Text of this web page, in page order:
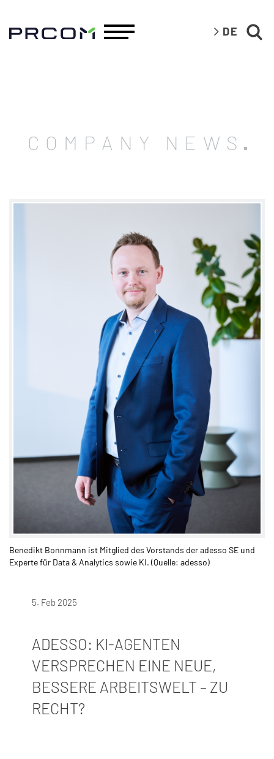
DE
COMPANY NEWS
Benedikt Bonnmann ist Mitglied des Vorstands der adesso SE und
Experte für Data & Analytics sowie KI. (Quelle: adesso)
5. Feb 2025
ADESSO: KI-AGENTEN
VERSPRECHEN EINE NEUE,
BESSERE ARBEITSWELT – ZU
RECHT?